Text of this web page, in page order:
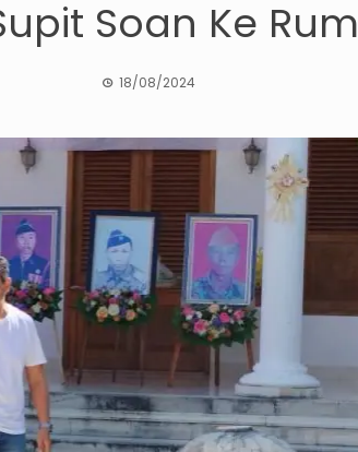
Soan Ke
18/08/2024